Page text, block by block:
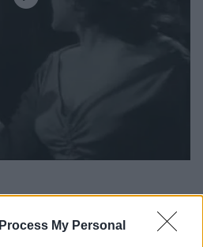
My Personal
Παπαγεωργίου,